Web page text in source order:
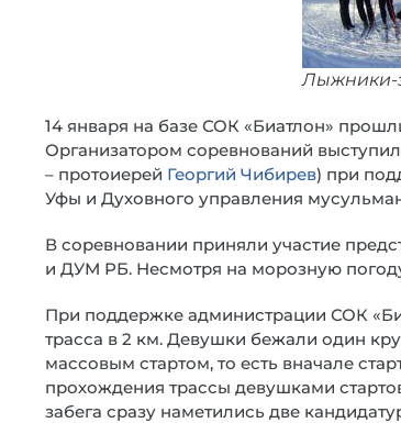
Лыжники-
14 января на базе СОК «Биатлон»
Организатором соревнований
– протоиерей Георгий Чибирев) при
Уфы и Духовного управления
В соревновании приняли участие
и ДУМ РБ. Несмотря на морозную
При поддержке администрации СОК
трасса в 2 км. Девушки бежали один
массовым стартом, то есть вначале
прохождения трассы девушками
забега сразу наметились две